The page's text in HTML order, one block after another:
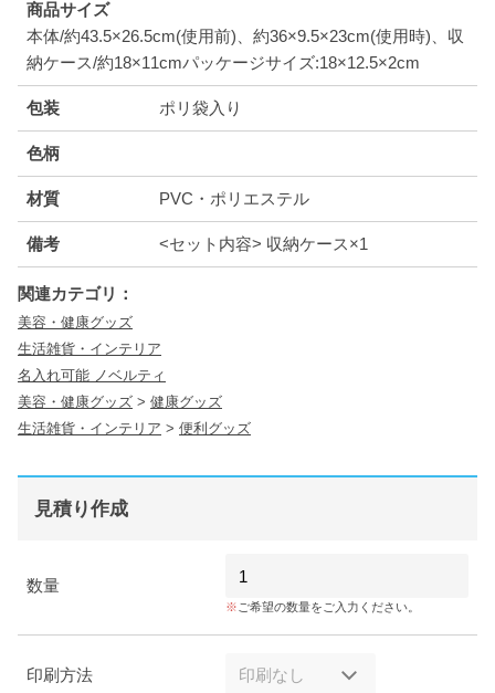
商品サイズ
本体/約43.5×26.5cm(使用前)、約36×9.5×23cm(使用時)、収
納ケース/約18×11cmパッケージサイズ:18×12.5×2cm
包装 ポリ袋入り
色柄
材質 PVC・ポリエステル
備考 <セット内容> 収納ケース×1
関連カテゴリ：
美容・健康グッズ
生活雑貨・インテリア
名入れ可能 ノベルティ
美容・健康グッズ > 健康グッズ
生活雑貨・インテリア > 便利グッズ
見積り作成
数量
ご希望の数量をご入力ください。
印刷方法